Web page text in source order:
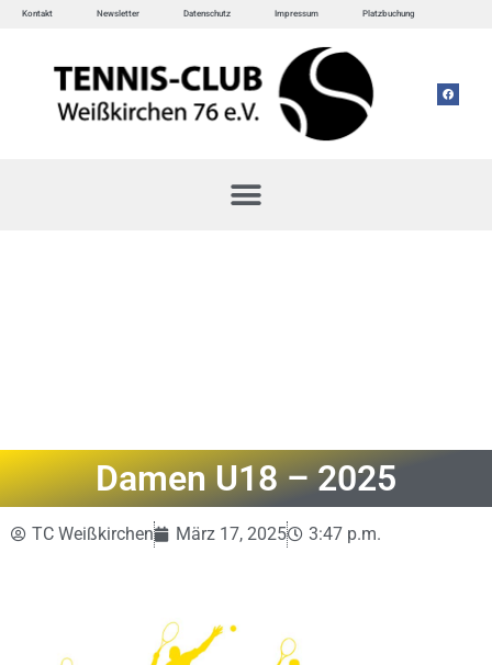
Kontakt Newsletter Datenschutz Impressum Platzbuchung
Damen U18 – 2025
TC Weißkirchen März 17, 2025 3:47 p.m.